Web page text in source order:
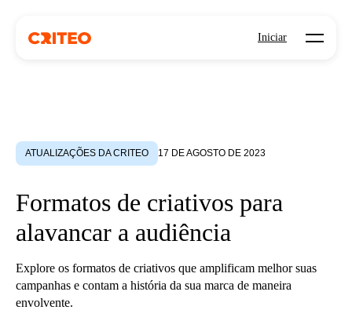
Iniciar Open
ATUALIZAÇÕES DA CRITEO 17 DE AGOSTO DE 2023
Formatos de criativos para
alavancar a audiência
Explore os formatos de criativos que amplificam melhor suas
campanhas e contam a história da sua marca de maneira
envolvente.